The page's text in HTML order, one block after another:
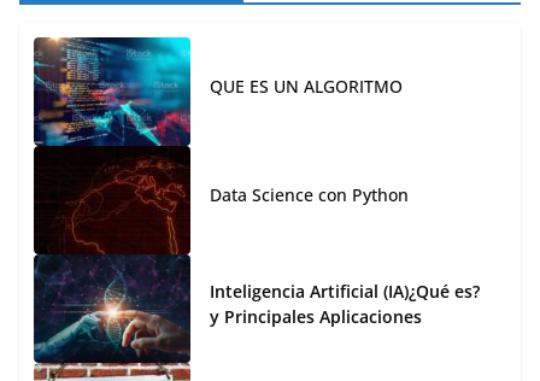
QUE ES UN ALGORITMO
Data Science con Python
Inteligencia Artificial (IA)¿Qué es?
y Principales Aplicaciones